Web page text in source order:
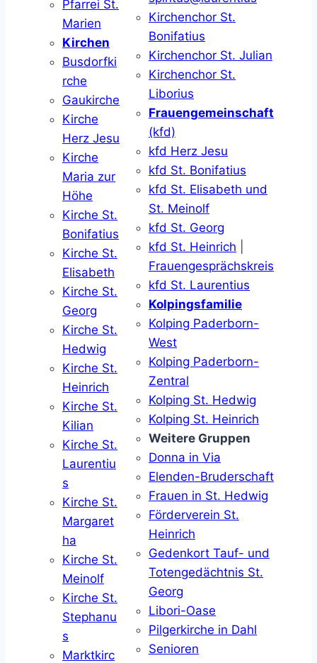
Pfarrei St.
Marien
Kirchen
Busdorfki
rche
Gaukirche
Kirche
Herz Jesu
Kirche
Maria zur
Höhe
Kirche St.
Bonifatius
Kirche St.
Elisabeth
Kirche St.
Georg
Kirche St.
Hedwig
Kirche St.
Heinrich
Kirche St.
Kilian
Kirche St.
Laurentiu
s
Kirche St.
Margaret
ha
Kirche St.
Meinolf
Kirche St.
Stephanu
s
Marktkirc
Kirchenchor St.
Bonifatius
Kirchenchor St. Julian
Kirchenchor St.
Liborius
Frauengemeinschaft
(kfd)
kfd Herz Jesu
kfd St. Bonifatius
kfd St. Elisabeth und
St. Meinolf
kfd St. Georg
kfd St. Heinrich
Frauengesprächskreis
kfd St. Laurentius
Kolpingsfamilie
Kolping Paderborn-
West
Kolping Paderborn-
Zentral
Kolping St. Hedwig
Kolping St. Heinrich
Weitere Gruppen
Donna in Via
Elenden-Bruderschaft
Frauen in St. Hedwig
Förderverein St.
Heinrich
Gedenkort Tauf- und
Totengedächtnis St.
Georg
Libori-Oase
Pilgerkirche in Dahl
Senioren